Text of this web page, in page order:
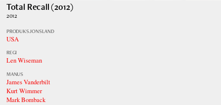
Total Recall (2012)
2012
PRODUKSJONSLAND
USA
REGI
Len Wiseman
MANUS
James Vanderbilt
Kurt Wimmer
Mark Bomback